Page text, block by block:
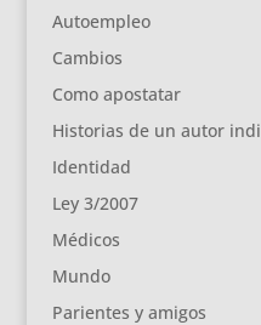
Autoempleo
Cambios
Como apostatar
Historias de un autor indi
Identidad
Ley 3/2007
Médicos
Mundo
Parientes y amigos